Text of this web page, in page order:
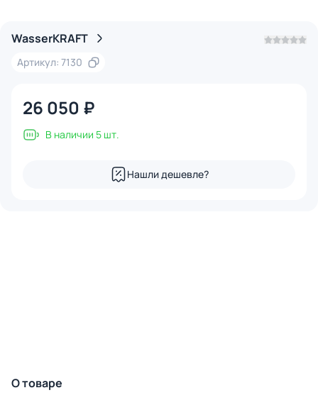
WasserKRAFT
Артикул: 7130
26 050 ₽
В наличии 5 шт.
Нашли дешевле?
О товаре